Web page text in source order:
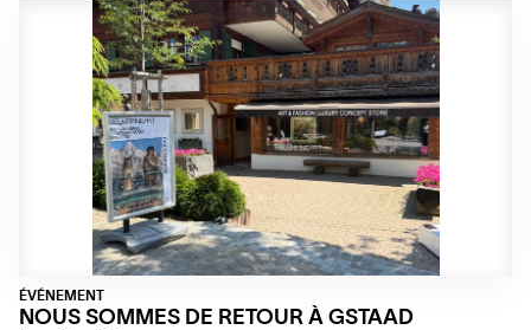
ÉVÉNEMENT
NOUS SOMMES DE RETOUR À GSTAAD